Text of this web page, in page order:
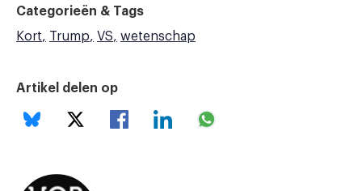
Categorieën & Tags
Kort
Trump VS wetenschap
Artikel delen op